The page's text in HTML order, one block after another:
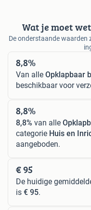
Wat je moet
De onderstaande waarden
8,8%
Van alle Opklapbaar
beschikbaar voor
8,8%
8,8% van alle
categorie Huis en
aangeboden.
€ 95
De huidige
is € 95.